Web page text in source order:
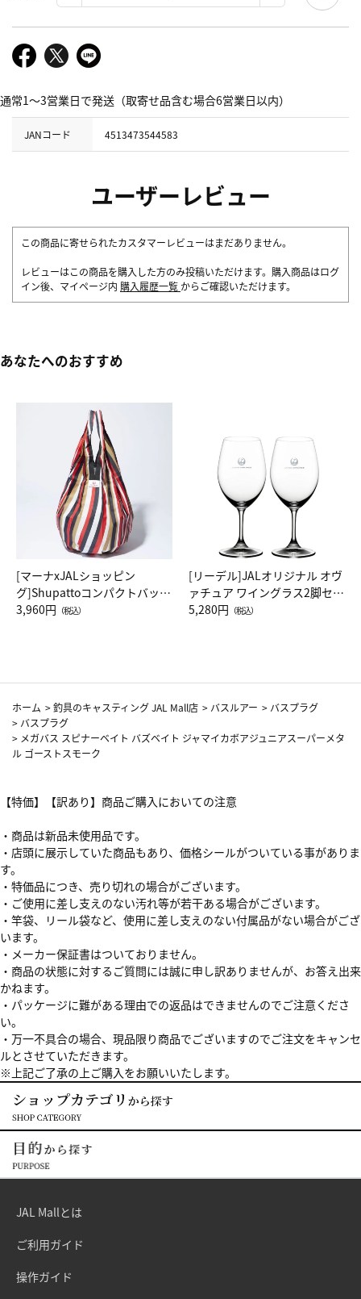
通常1～3営業日で発送（取寄せ品含む場合6営業日以内）
JANコード 4513473544583
ユーザーレビュー
この商品に寄せられたカスタマーレビューはまだありません。
レビューはこの商品を購入した方のみ投稿いただけます。購入商品はログ
イン後、マイページ内 購入履歴一覧 からご確認いただけます。
あなたへのおすすめ
[マーナxJALショッピン
グ]Shupattoコンパクトバッグ
Drop JAL客室乗務員（LC）ス
3,960円 （税込）
[リーデル]JALオリジナル オヴ
ァチュア ワイングラス2脚セッ
ト（レッドワイン）
5,280円 （税込）
ホーム >釣具のキャスティング JAL Mall店 > バスルアー > バスプラグ
> バスプラグ
> メガバス スピナーベイト バズベイト ジャマイカボアジュニアスーパーメタ
ル ゴーストスモーク
【特価】【訳あり】商品ご購入においての注意
・商品は新品未使用品です。
・店頭に展示していた商品もあり、価格シールがついている事がありま
す。
・特価品につき、売り切れの場合がございます。
・ご使用に差し支えのない汚れ等が若干ある場合がございます。
・竿袋、リール袋など、使用に差し支えのない付属品がない場合がござ
います。
・メーカー保証書はついておりません。
・商品の状態に対するご質問には誠に申し訳ありませんが、お答え出来
かねます。
・パッケージに難がある理由での返品はできませんのでご注意くださ
い。
・万一不具合の場合、現品限り商品でございますのでご注文をキャンセ
ルとさせていただきます。
※上記ご了承の上ご購入をお願いいたします。
JAL Mallとは
ご利用ガイド
操作ガイド